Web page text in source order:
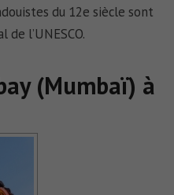
du 12e siècle sont
l’UNESCO.
(Mumbaï) à